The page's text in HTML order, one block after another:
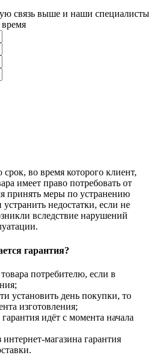
связь выше и наши специалисты
время
во время которого клиент,
имеет право потребовать от
принять меры по устранению
недостатки, если не
вследствие нарушений
гарантия?
потребителю, если в
установить день покупки, то
изготовления;
идёт с момента начала
интернет-магазина гарантия